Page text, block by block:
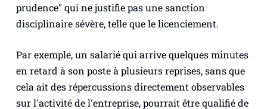
prudence" qui ne justifie pas une sanction
disciplinaire sévère, telle que le licenciement.
Par exemple, un salarié qui arrive quelques minutes
en retard à son poste à plusieurs reprises, sans que
cela ait des répercussions directement observables
sur l'activité de l'entreprise, pourrait être qualifié de